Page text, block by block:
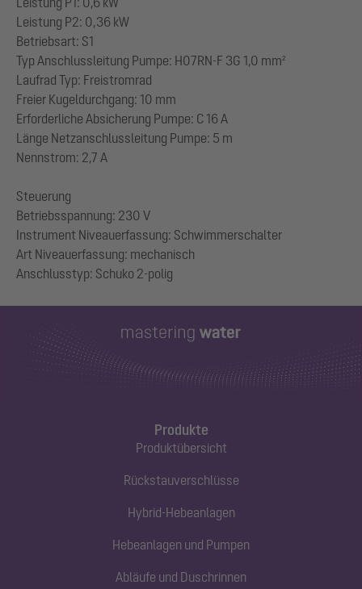
Leistung P2: 0,36 kW
Betriebsart: S1
Typ Anschlussleitung Pumpe: H07RN-F 3G 1,0 mm²
Laufrad Typ: Freistromrad
Freier Kugeldurchgang: 10 mm
Erforderliche Absicherung Pumpe: C 16 A
Länge Netzanschlussleitung Pumpe: 5 m
Nennstrom: 2,7 A
Steuerung
Betriebsspannung: 230 V
Instrument Niveauerfassung: Schwimmerschalter
Art Niveauerfassung: mechanisch
Produkte
Produktübersicht
Rückstauverschlüsse
Hybrid-Hebeanlagen
Hebeanlagen und Pumpen
Abläufe und Duschrinnen